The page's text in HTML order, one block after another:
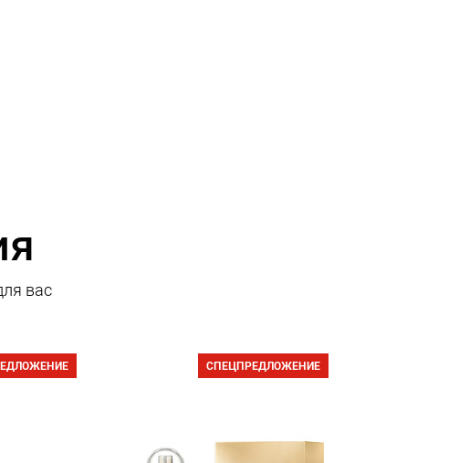
вас
СПЕЦПРЕДЛОЖЕНИЕ